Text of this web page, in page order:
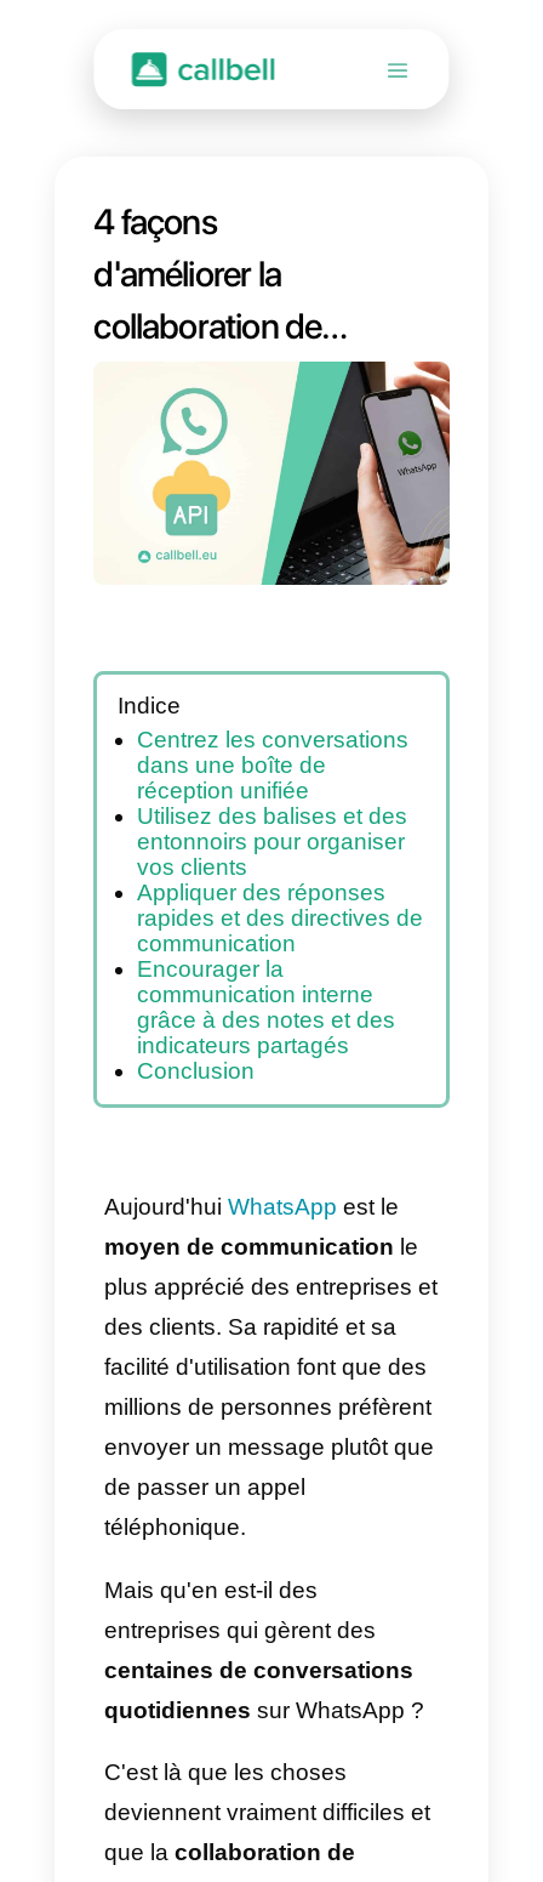
4 façons
d'améliorer la
collaboration de
l'équipe du service
client sur
WhatsApp
Indice
Centrez les conversations
dans une boîte de
réception unifiée
Utilisez des balises et des
entonnoirs pour organiser
vos clients
Appliquer des réponses
Encourager la
communication interne
grâce à des notes et des
indicateurs partagés
Conclusion
Aujourd'huiWhatsApp
moyen de communication
plus apprécié des entreprises et
des clients. Sa rapidité et sa
facilité d'utilisation font que des
millions de personnes préfèrent
envoyer un message plutôt que
de passer un appel